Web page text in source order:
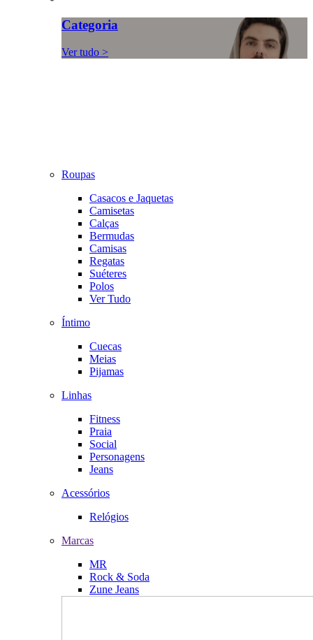
Categoria
Ver tudo >
Roupas
Casacos e Jaquetas
Camisetas
Calças
Bermudas
Camisas
Regatas
Suéteres
Polos
Ver Tudo
Íntimo
Cuecas
Meias
Pijamas
Linhas
Fitness
Praia
Social
Personagens
Jeans
Acessórios
Relógios
Marcas
MR
Rock & Soda
Zune Jeans